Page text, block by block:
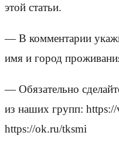
этой статьи.
— В комментарии
имя и город
— Обязательно
из наших групп:
https://ok.ru/tksmi